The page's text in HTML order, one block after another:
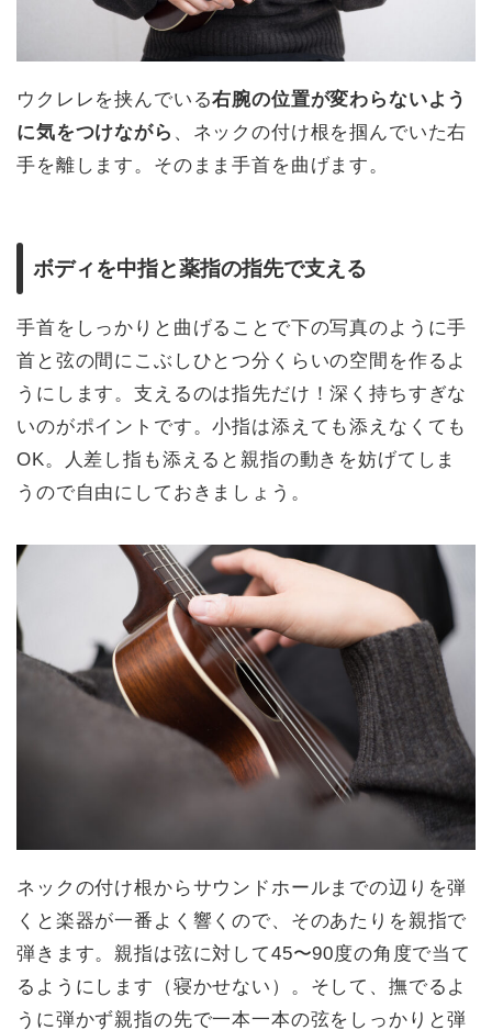
ウクレレを挟んでいる右腕の位置が変わらないよう
に気をつけながら 、ネックの付け根を掴んでいた右
手を離します。そのまま手首を曲げます。
ボディを中指と薬指の指先で支える
手首をしっかりと曲げることで下の写真のように手
首と弦の間にこぶしひとつ分くらいの空間を作るよ
うにします。支えるのは指先だけ！深く持ちすぎな
いのがポイントです。小指は添えても添えなくても
OK。人差し指も添えると親指の動きを妨げてしま
うので自由にしておきましょう。
ネックの付け根からサウンドホールまでの辺りを弾
くと楽器が一番よく響くので、そのあたりを親指で
弾きます。親指は弦に対して45〜90度の角度で当て
るようにします（寝かせない）。そして、撫でるよ
うに弾かず親指の先で一本一本の弦をしっかりと弾